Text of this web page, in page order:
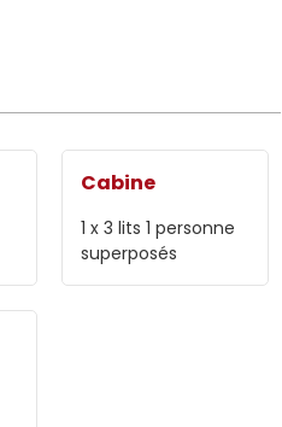
Cabine
1 x 3 lits 1 personne
superposés